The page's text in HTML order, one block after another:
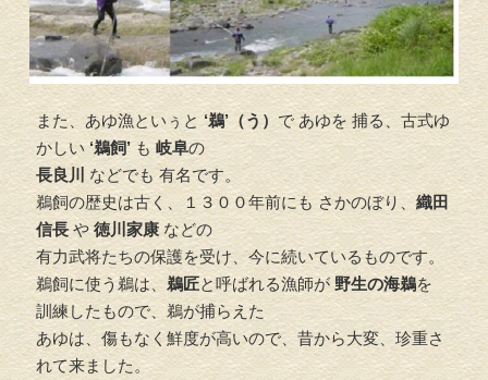
また、あゆ漁といぅと ‘鵜’（う） で あゆを 捕る、古式ゆ
かしい ‘鵜飼’ も岐阜の
長良川 などでも 有名です。
鵜飼の歴史は古く、１３００年前にも さかのぼり、 織田
信長や徳川家康 などの
有力武将たちの保護を受け、今に続いているものです。
鵜飼に使う鵜は、 鵜匠と呼ばれる漁師が野生の海鵜を
訓練したもので、鵜が捕らえた
あゆは、傷もなく鮮度が高いので、昔から大変、珍重さ
れて来ました。